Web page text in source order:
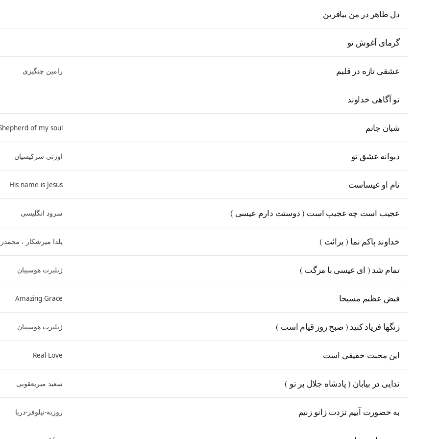
دل طاهر در من بیافرین
گرمای آغوش تو
عشقی تازه در قلبم رامین چنگیزی
تو آگاهی خداوند
شبان جانم of my soul
دیوانه عشق تو اوژنی سرکیسیان
نام او عیساست His name is Jesus
عجیب است چه عجیب است ( دوستت دارم عیسی ) سرود انگلیسی
خداوند پاکم نما ( برائت ) یلدا میرشکار ،
تمام شد ( ای عیسی با مرگت ) ژیلبرت هوسپیان
فیض عظیم مسیحا Amazing Grace
زنگها فریاد کنید ( صبح روز قیام است ) ژیلبرت هوسپیان
این محبت حقیقی است Real Love
ندایی در بیابان ( پادشاه جلال بر تو ) سعید میریعقوبی
به حضورت آییم نزدت زانو زنیم روزبه-نیلوفر-دریا